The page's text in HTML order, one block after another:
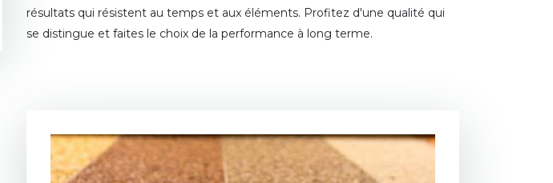
résultats qui résistent au temps et aux éléments. Profitez d'une qualité qui
se distingue et faites le choix de la performance à long terme.